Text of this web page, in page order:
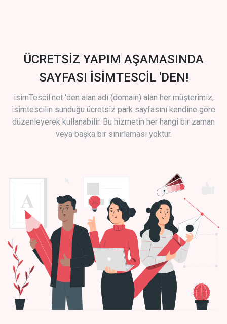
ÜCRETSİZ YAPIM AŞAMASINDA
SAYFASI İSİMTESCİL 'DEN!
isimTescil.net 'den alan adı (domain) alan her müşterimiz,
isimtescilin sunduğu ücretsiz park sayfasını kendine göre
düzenleyerek kullanabilir. Bu hizmetin her hangi bir zaman
veya başka bir sınırlaması yoktur.